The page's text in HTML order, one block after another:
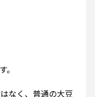
なく、普通の大豆